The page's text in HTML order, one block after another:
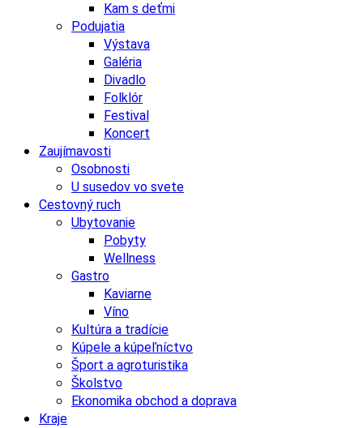
Kam s deťmi
Podujatia
Výstava
Galéria
Divadlo
Folklór
Festival
Koncert
Zaujímavosti
Osobnosti
U susedov vo svete
Cestovný ruch
Ubytovanie
Pobyty
Wellness
Gastro
Kaviarne
Víno
Kultúra a tradície
Kúpele a kúpeľníctvo
Šport a agroturistika
Školstvo
Ekonomika obchod a doprava
Kraje